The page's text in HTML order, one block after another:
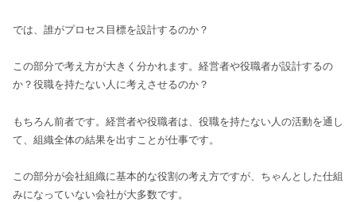
では、誰がプロセス目標を設計するのか？
この部分で考え方が大きく分かれます。経営者や役職者が設計するの
か？役職を持たない人に考えさせるのか？
もちろん前者です。経営者や役職者は、役職を持たない人の活動を通し
て、組織全体の結果を出すことが仕事です。
この部分が会社組織に基本的な役割の考え方ですが、ちゃんとした仕組
みになっていない会社が大多数です。